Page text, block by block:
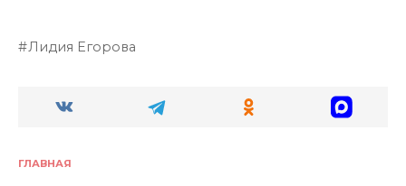
Лидия Егорова
ГЛАВНАЯ